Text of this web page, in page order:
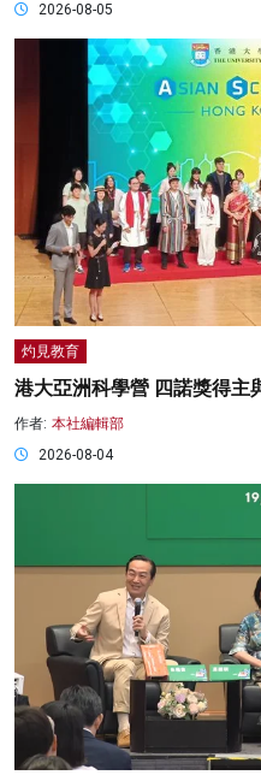
2026-08-05
灼見教育
港大亞洲科學營 四諾獎得主
作者: 本社編輯部
2026-08-04